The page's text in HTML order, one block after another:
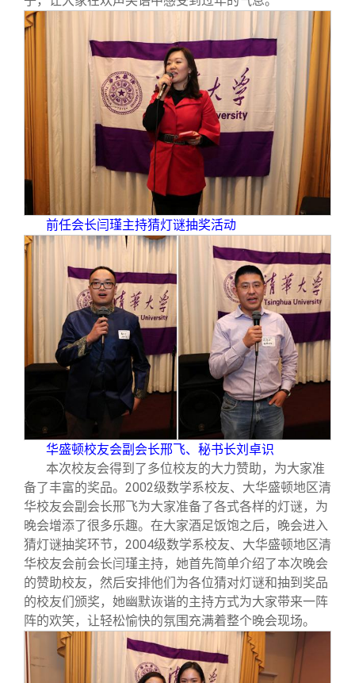
前任会长闫瑾主持猜灯谜抽奖活动
华盛顿校友会副会长邢飞、秘书长刘卓识
本次校友会得到了多位校友的大力赞助，为大家准
备了丰富的奖品。2002级数学系校友、大华盛顿地区清
华校友会副会长邢飞为大家准备了各式各样的灯谜，为
晚会增添了很多乐趣。在大家酒足饭饱之后，晚会进入
猜灯谜抽奖环节，2004级数学系校友、大华盛顿地区清
华校友会前会长闫瑾主持，她首先简单介绍了本次晚会
的赞助校友，然后安排他们为各位猜对灯谜和抽到奖品
的校友们颁奖，她幽默诙谐的主持方式为大家带来一阵
阵的欢笑，让轻松愉快的氛围充满着整个晚会现场。